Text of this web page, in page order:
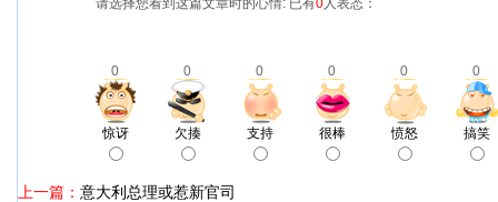
请选择您看到这篇文章时的心情: 已有0人表态：
0 0 0 0 0 0
惊讶 欠揍 支持 很棒 愤怒 搞笑
上一篇： 意大利总理或惹新官司